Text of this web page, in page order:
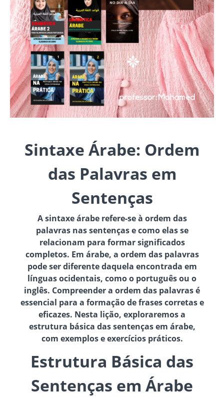
Sintaxe Árabe: Ordem
das Palavras em
Sentenças
A sintaxe árabe refere-se à ordem das
palavras nas sentenças e como elas se
relacionam para formar significados
completos. Em árabe, a ordem das palavras
pode ser diferente daquela encontrada em
línguas ocidentais, como o português ou o
inglês. Compreender a ordem das palavras é
essencial para a formação de frases corretas e
eficazes. Nesta lição, exploraremos a
estrutura básica das sentenças em árabe,
com exemplos e exercícios práticos.
Estrutura Básica das
Sentenças em Árabe